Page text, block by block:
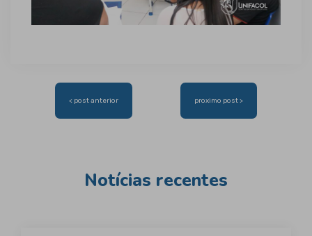
Navegação
< post anterior proximo post >
Notícias recentes